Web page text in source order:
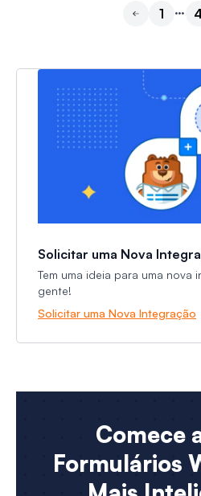
1 …
Solicitar uma Nova
Tem uma ideia para uma nova
gente!
Solicitar uma Nova Integração
Comece
Formulários